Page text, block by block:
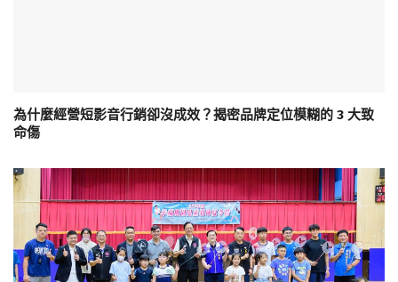
為什麼經營短影音行銷卻沒成效？揭密品牌定位模糊的 3 大致
命傷